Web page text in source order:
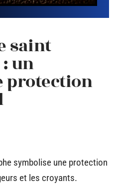
saint
un
protection
symbolise une protection
et les croyants.